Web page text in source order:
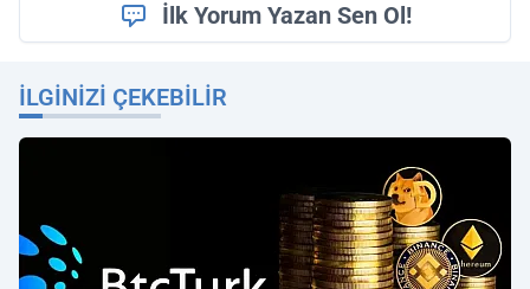
İlk Yorum Yazan Sen Ol!
İLGINIZI ÇEKEBILIR